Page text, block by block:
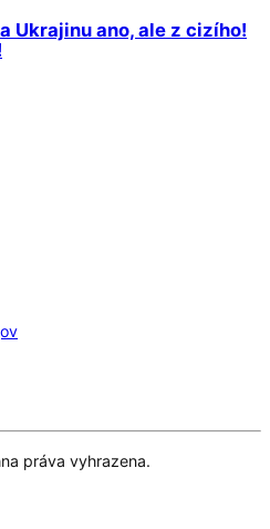
Ukrajinu ano, ale z cizího!
práva vyhrazena.